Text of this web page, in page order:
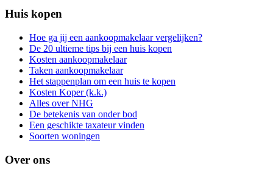
Huis kopen
Hoe ga jij een aankoopmakelaar vergelijken?
De 20 ultieme tips bij een huis kopen
Kosten aankoopmakelaar
Taken aankoopmakelaar
Het stappenplan om een huis te kopen
Kosten Koper (k.k.)
Alles over NHG
De betekenis van onder bod
Een geschikte taxateur vinden
Soorten woningen
Over ons